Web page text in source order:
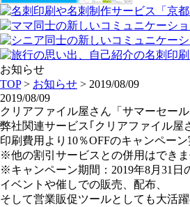
お知らせ
TOP> お知らせ > 2019/08/09
2019/08/09
クリアファイル屋さん「サマーセール
弊社関連サービス｢クリアファイル屋
印刷費用より10％OFFのキャンペーン
※他の割引サービスとの併用はできま
※キャンペーン期間：2019年8月31日
イベントや催しでの販売、配布、
そして営業販促ツールとしても大活躍